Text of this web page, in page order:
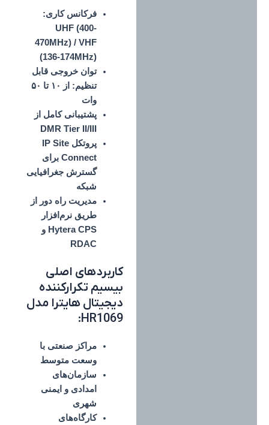
فرکانس کاری:
UHF (400-
470MHz) / VHF
(136-174MHz)
توان خروجی قابل
تنظیم:
از ۱۰ تا ۵۰
وات
پشتیبانی کامل از
DMR Tier II/III
پروتکل IP Site
Connect برای
گسترش جغرافیایی
شبکه
مدیریت راه دور از
طریق نرم‌افزار
Hytera CPS و
RDAC
کاربردهای اصلی
بیسیم تکرارکننده
دیجیتال هایترا مدل
HR1069:
مراکز صنعتی با
وسعت متوسط
سازمان‌های
امدادی و ایمنی
شهری
کارگاه‌های